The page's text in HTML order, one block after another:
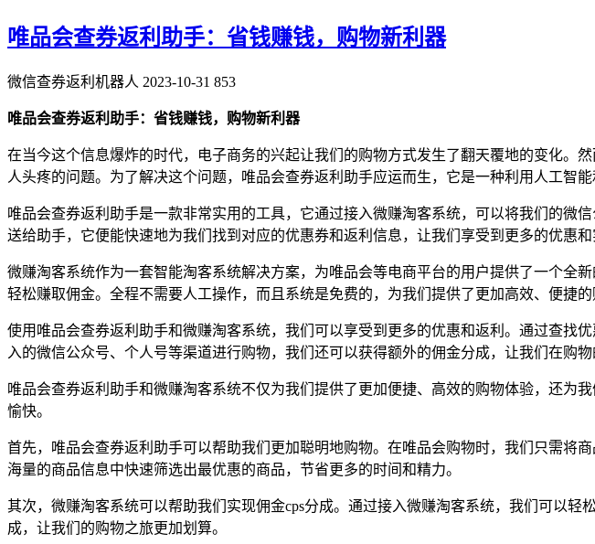
唯品会查券返利助手：省钱赚钱，购物新利器
微信查券返利机器人 2023-10-31 853
唯品会查券返利助手：省钱赚钱，购物新利器
在当今这个信息爆炸的时代，电子商务的兴起让我们的购物方式发生了翻天覆地的变化。
人头疼的问题。为了解决这个问题，唯品会查券返利助手应运而生，它是一种利用人工智
唯品会查券返利助手是一款非常实用的工具，它通过接入微赚淘客系统，可以将我们的
送给助手，它便能快速地为我们找到对应的优惠券和返利信息，让我们享受到更多的优惠和
微赚淘客系统作为一套智能淘客系统解决方案，为唯品会等电商平台的用户提供了一个全
轻松赚取佣金。全程不需要人工操作，而且系统是免费的，为我们提供了更加高效、便捷的
使用唯品会查券返利助手和微赚淘客系统，我们可以享受到更多的优惠和返利。通过查找
入的微信公众号、个人号等渠道进行购物，我们还可以获得额外的佣金分成，让我们在购物
唯品会查券返利助手和微赚淘客系统不仅为我们提供了更加便捷、高效的购物体验，还为
愉快。
首先，唯品会查券返利助手可以帮助我们更加聪明地购物。在唯品会购物时，我们只需将
海量的商品信息中快速筛选出最优惠的商品，节省更多的时间和精力。
其次，微赚淘客系统可以帮助我们实现佣金cps分成。通过接入微赚淘客系统，我们可以
成，让我们的购物之旅更加划算。